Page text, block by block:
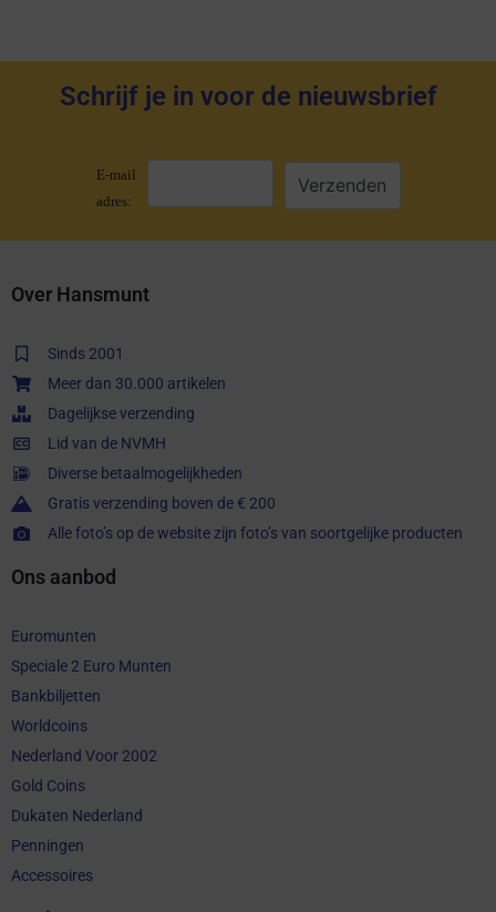
Schrijf je in voor de nieuwsbrief
E-mail
adres:
Over Hansmunt
Sinds 2001
Meer dan 30.000 artikelen
Dagelijkse verzending
Lid van de NVMH
Diverse betaalmogelijkheden
Gratis verzending boven de € 200
Alle foto’s op de website zijn foto’s van soortgelijke producten
Ons aanbod
Euromunten
Speciale 2 Euro Munten
Bankbiljetten
Worldcoins
Nederland Voor 2002
Gold Coins
Dukaten Nederland
Penningen
Accessoires